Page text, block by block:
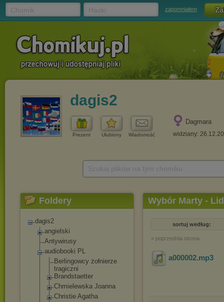
zapomniałem
dagis2
Prezent Ulubiony Wiadomość
Dagmara
widziany:
Foldery
dagis2
angielski
Antywirusy
audiobooki PL
Berlingowcy żołnierze
tragiczni
Brandstaetter
Chmielewska Joanna
Christie Agatha
Wybór Marty -
sortuj według:
« poprzednia strona
a000002.mp3